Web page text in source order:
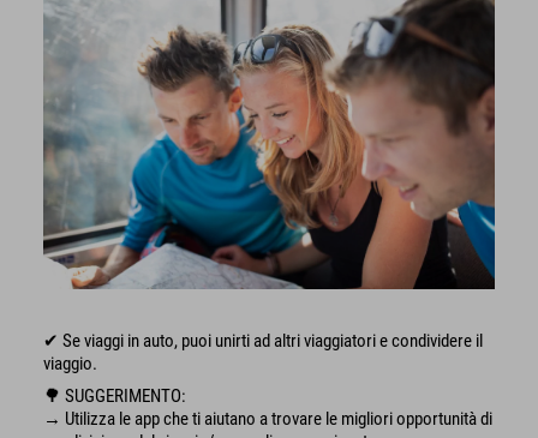
✔ Se viaggi in auto, puoi unirti ad altri viaggiatori e condividere il
viaggio.
🌳 SUGGERIMENTO:
→ Utilizza le app che ti aiutano a trovare le migliori opportunità di